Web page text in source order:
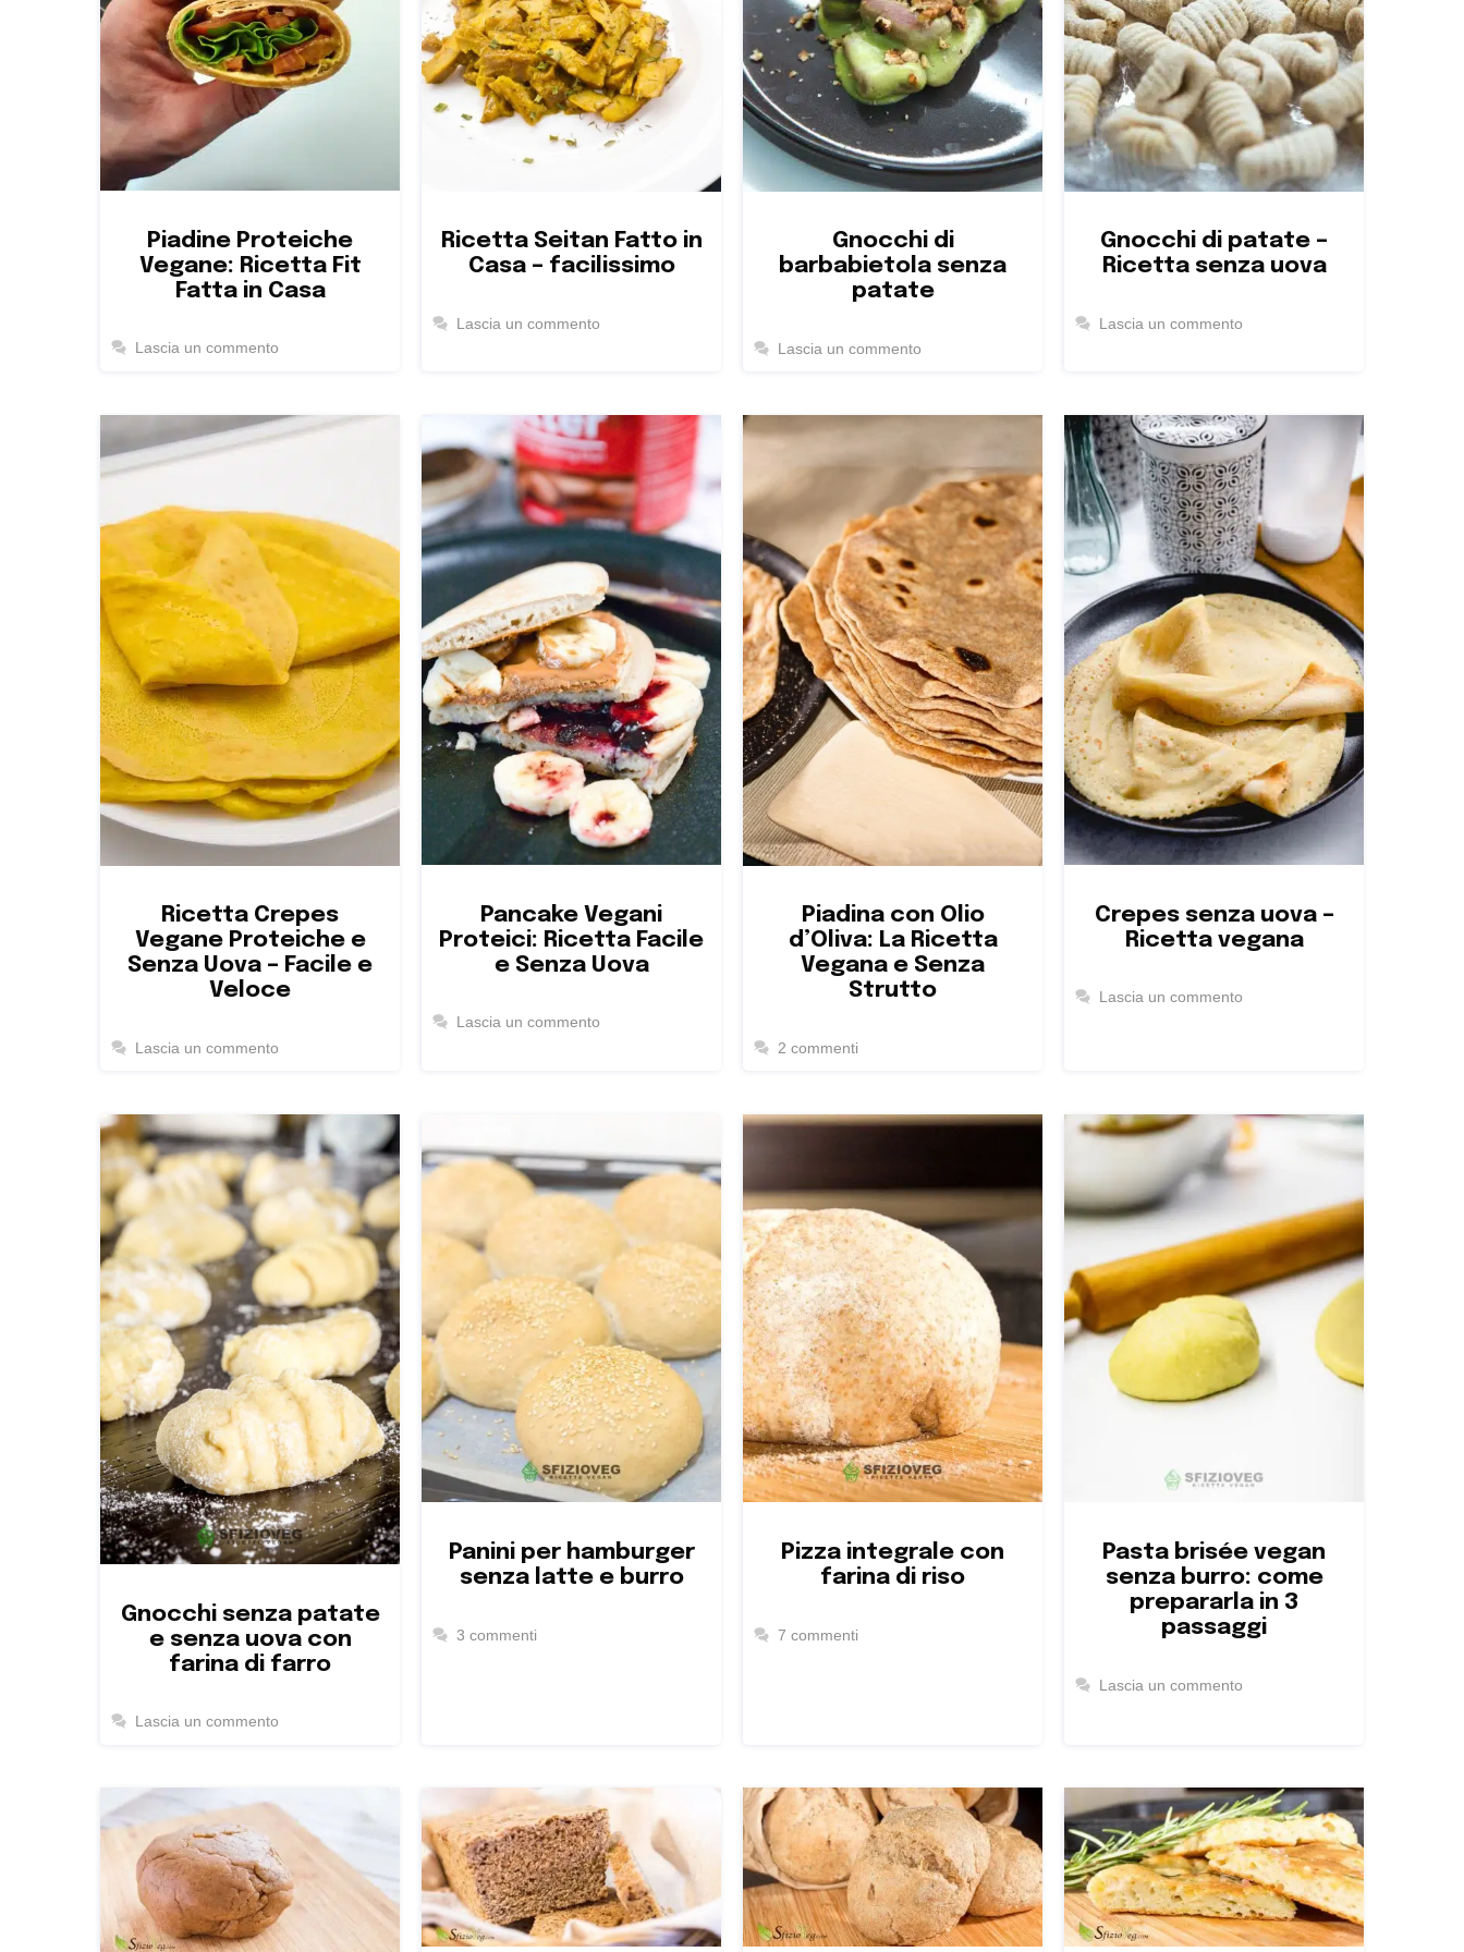
Piadine Proteiche
Vegane: Ricetta Fit
Fatta in Casa
Lascia un commento
Ricetta Seitan Fatto in
Casa – facilissimo
Lascia un commento
Gnocchi di
barbabietola senza
patate
Lascia un commento
Gnocchi di patate –
Ricetta senza uova
Lascia un commento
Ricetta Crepes
Vegane Proteiche e
Senza Uova – Facile e
Veloce
Lascia un commento
Pancake Vegani
Proteici: Ricetta Facile
e Senza Uova
Lascia un commento
Piadina con Olio
d’Oliva: La Ricetta
Vegana e Senza
Strutto
2 commenti
Crepes senza uova –
Ricetta vegana
Lascia un commento
Gnocchi senza patate
e senza uova con
farina di farro
Lascia un commento
Panini per hamburger
senza latte e burro
3 commenti
Pizza integrale con
farina di riso
7 commenti
Pasta brisée vegan
senza burro: come
prepararla in 3
passaggi
Lascia un commento